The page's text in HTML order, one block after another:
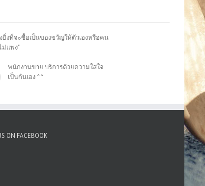
งที่จะซื้อเป็นของขวัญให้ตัวเองหรือคน
แพง"
พนักงานขาย บริการด้วยความใส่ใจ
เป็นกันเอง ^^
ON FACEBOOK